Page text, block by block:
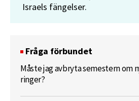
Israels fängelser.
Fråga förbundet
Måste jag avbryta semestern om
ringer?